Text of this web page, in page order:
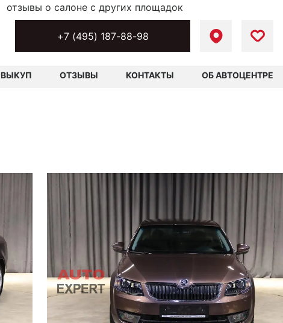
+7 (495) 187-88-98
ВЫКУП ОТЗЫВЫ КОНТАКТЫ ОБ АВТОЦЕНТРЕ
отзывы о салоне с других площадок